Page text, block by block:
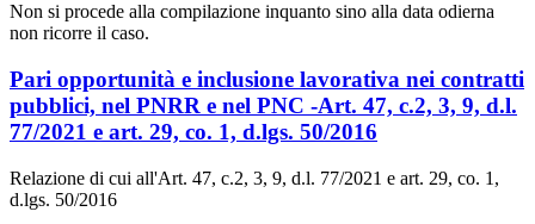
Non si procede alla compilazione inquanto sino alla data odierna
non ricorre il caso.
Pari opportunità e inclusione lavorativa nei contratti
pubblici, nel PNRR e nel PNC -Art. 47, c.2, 3, 9, d.l.
77/2021 e art. 29, co. 1, d.lgs. 50/2016
Relazione di cui all'Art. 47, c.2, 3, 9, d.l. 77/2021 e art. 29, co. 1,
d.lgs. 50/2016